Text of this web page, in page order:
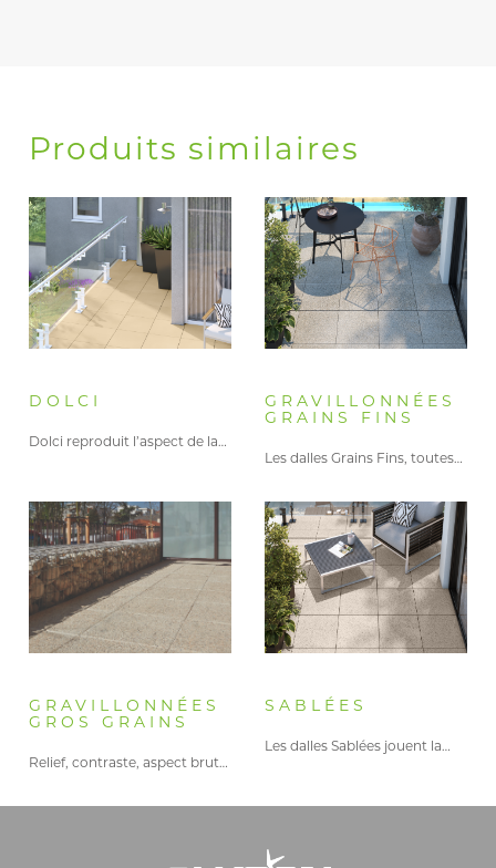
Produits similaires
DOLCI
Dolci reproduit l’aspect de la…
GRAVILLONNÉES
GRAINS FINS
Les dalles Grains Fins, toutes…
GRAVILLONNÉES
GROS GRAINS
Relief, contraste, aspect brut…les dalles…
SABLÉES
Les dalles Sablées jouent la…